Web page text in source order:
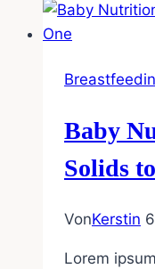
Baby
Solids
VonKerstin
Lorem